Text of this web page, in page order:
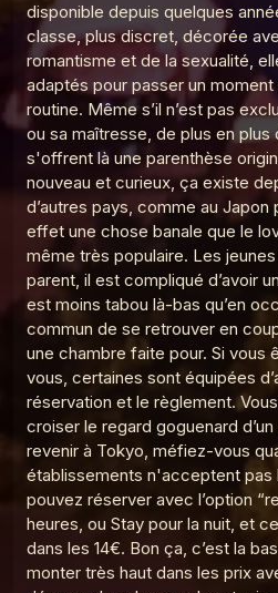
12
Le Point G! 2 La
Le Poing G
13
Le Point G! La
Le Poing G
14
Le Point G! 2 La
Le Poing G
15
Le Point G! 2
Le Poing G
16
Le Point G! 2
Le Poing G
17
Le Point G! 2
Le Poing G
18
Le Point G! L'alliumphilie
Le Poing G
19
Le Point G! 2 L'aulophilie
Le Poing G
Le Point G! 2
Le Poing G
disponible depuis quelques
classe, plus discret, décorée
romantisme et de la sexualité,
adaptés pour passer un
routine. Même s’il n’est pas
ou sa maîtresse, de plus en
s'offrent là une parenthèse
nouveau et curieux, ça existe
d’autres pays, comme au Japon
effet une chose banale que le
même très populaire. Les
parent, il est compliqué d’avoir
est moins tabou là-bas qu’en
commun de se retrouver en
une chambre faite pour. Si vous
vous, certaines sont équipées
réservation et le règlement.
croiser le regard goguenard
revenir à Tokyo, méfiez-vous
établissements n'acceptent pas
pouvez réserver avec l’option
heures, ou Stay pour la nuit, et
dans les 14€. Bon ça, c’est la
monter très haut dans les prix